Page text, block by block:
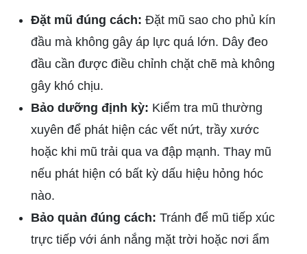
Đặt mũ đúng cách: Đặt mũ sao cho phủ kín
đầu mà không gây áp lực quá lớn. Dây đeo
đầu cần được điều chỉnh chặt chẽ mà không
gây khó chịu.
Bảo dưỡng định kỳ: Kiểm tra mũ thường
xuyên để phát hiện các vết nứt, trầy xước
hoặc khi mũ trải qua va đập mạnh. Thay mũ
nếu phát hiện có bất kỳ dấu hiệu hỏng hóc
nào.
Bảo quản đúng cách: Tránh để mũ tiếp xúc
trực tiếp với ánh nắng mặt trời hoặc nơi ẩm